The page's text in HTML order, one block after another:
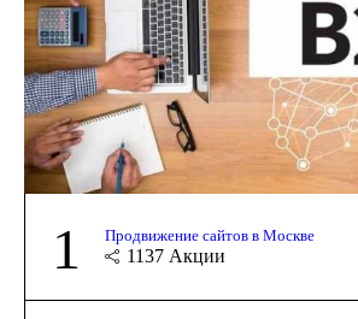
1 Продвижение сайтов в Москве
1137 Акции